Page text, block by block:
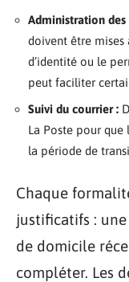
Administration des
doivent être
d’identité ou le
peut faciliter
Suivi du courrier :
La Poste pour
la période de
Chaque
justificatifs :
de domicile
compléter. Les